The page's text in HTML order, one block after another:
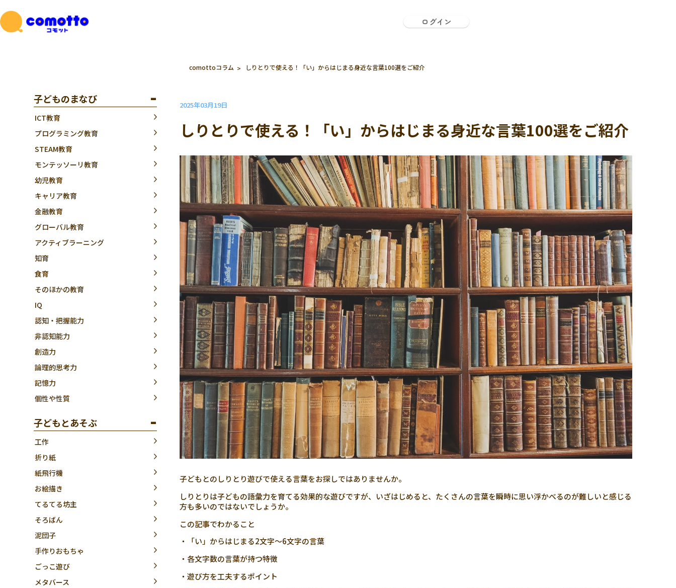
子どものまなび
ICT教育
プログラミング教育
STEAM教育
モンテッソーリ教育
幼児教育
キャリア教育
金融教育
グローバル教育
アクティブラーニング
知育
食育
そのほかの教育
IQ
認知・把握能力
非認知能力
創造力
論理的思考力
記憶力
個性や性質
子どもとあそぶ
工作
折り紙
紙飛行機
お絵描き
てるてる坊主
そろばん
泥団子
手作りおもちゃ
ごっこ遊び
メタバース
ログイン
comottoコラム しりとりで使える！「い」からはじまる身近な言葉100選をご紹介
2025年03月19日
しりとりで使える！「い」からはじまる身近な言葉100選をご紹介
子どもとのしりとり遊びで使える言葉をお探しではありませんか。
しりとりは子どもの語彙力を育てる効果的な遊びですが、いざはじめると、たくさんの言葉を瞬時に思い浮かべるのが難しいと感じる
方も多いのではないでしょうか。
この記事でわかること
・「い」からはじまる2文字～6文字の言葉
・各文字数の言葉が持つ特徴
・遊び方を工夫するポイント